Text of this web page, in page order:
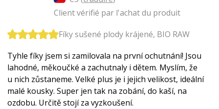
Client vérifié par l'achat du produit
Fíky sušené plody krájené, BIO RAW
Tyhle fíky jsem si zamilovala na první ochutnání! Jsou
lahodné, měkoučké a zachutnaly i dětem. Myslím, že
u nich zůstaneme. Velké plus je i jejich velikost, ideální
malé kousky. Super jen tak na zobání, do kaší, na
ozdobu. Určitě stojí za vyzkoušení.